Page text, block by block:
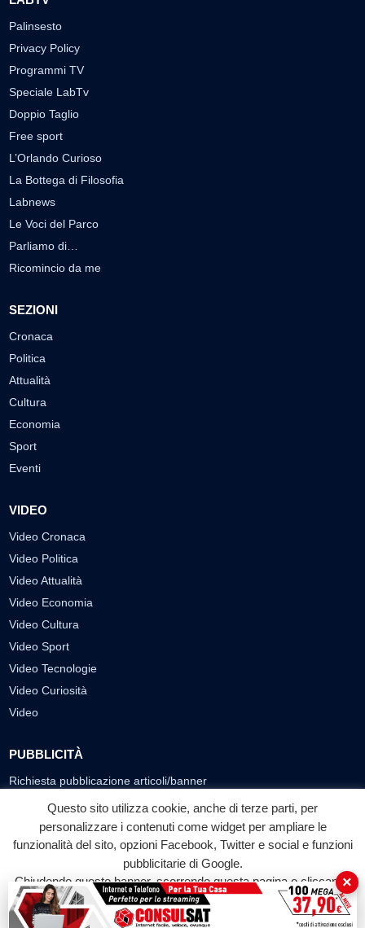
Palinsesto
Privacy Policy
Programmi TV
Speciale LabTv
Doppio Taglio
Free sport
L’Orlando Curioso
La Bottega di Filosofia
Labnews
Le Voci del Parco
Parliamo di…
Ricomincio da me
SEZIONI
Cronaca
Politica
Attualità
Cultura
Economia
Sport
Eventi
VIDEO
Video Cronaca
Video Politica
Video Attualità
Video Economia
Video Cultura
Video Sport
Video Tecnologie
Video Curiosità
Video
PUBBLICITÀ
Richiesta pubblicazione articoli/banner
SEGUICI SUI SOCIAL
f
Facebook
◎ ▶
YouTube
© 2026 LABTV - Tutti i diritti riservati
Questo sito utilizza cookie, anche di terze parti, per
personalizzare i contenuti come widget per ampliare le
funzionalità del sito, opzioni Facebook, Twitter e social e funzioni
pubblicitarie di Google.
Chiudendo questo banner, scorrendo questa pagina o cliccando
su qualunque suo elemento acconsenti all'uso dei cookie.
Accetta
×